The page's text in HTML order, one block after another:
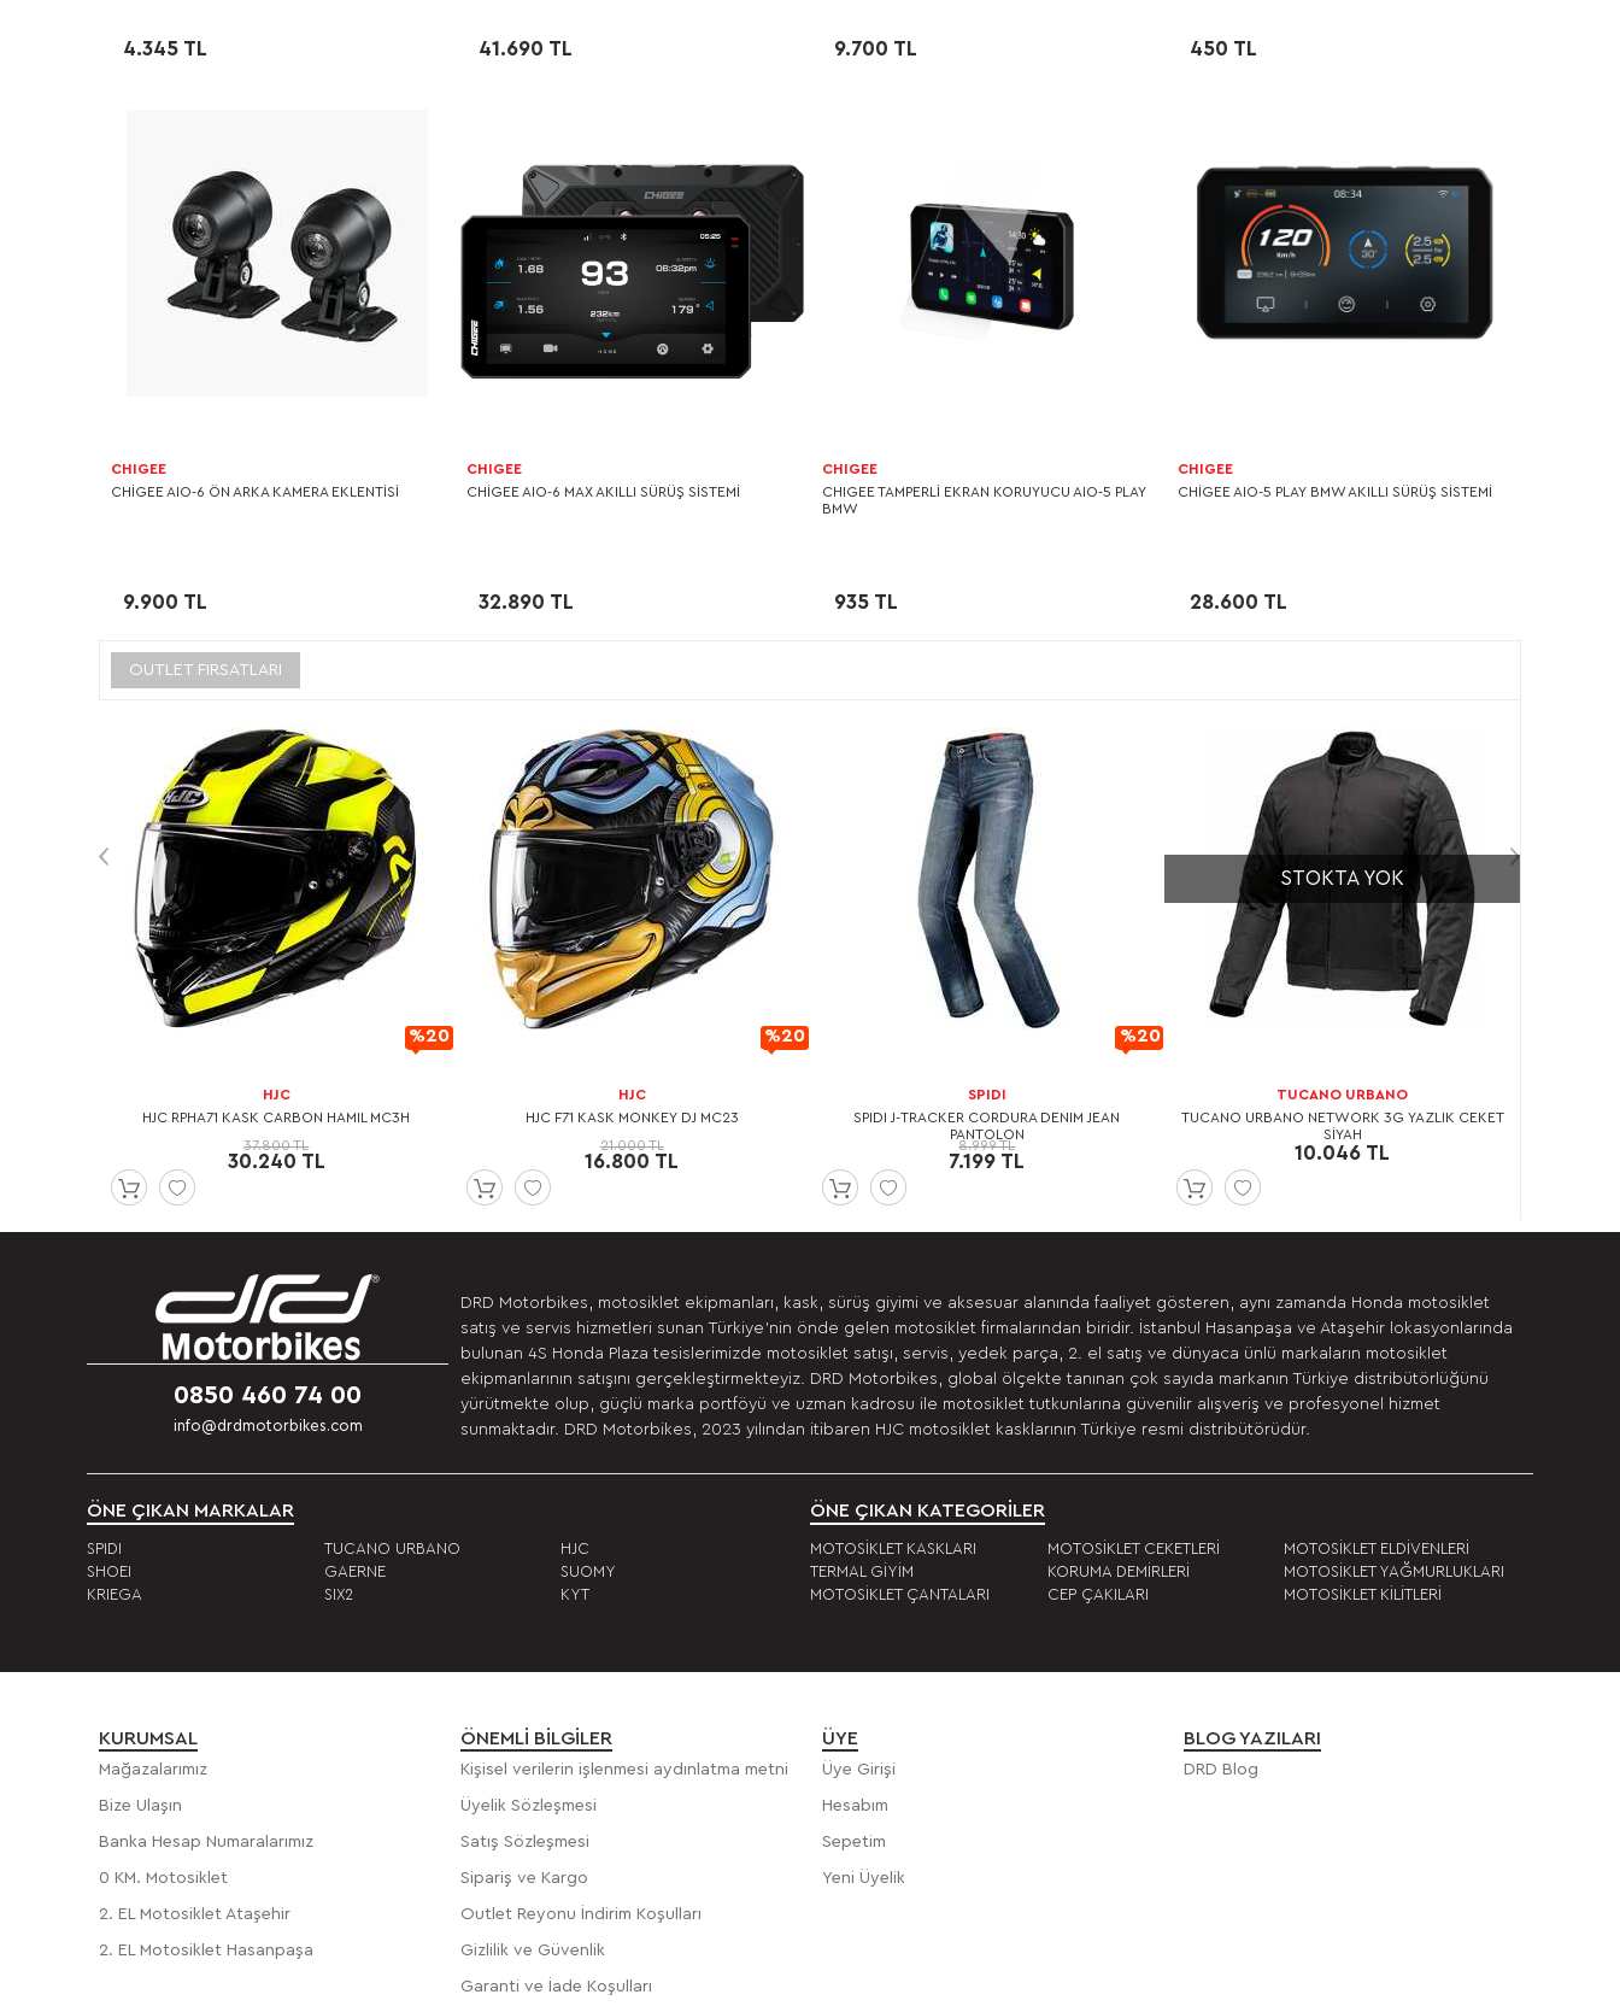
4.345 TL 41.690 TL 9.700 TL 450 TL
CHIGEE
CHIGEE AIO-6 ÖN ARKA KAMERA EKLENTİSİ
9.900 TL
CHIGEE
CHIGEE AIO-6 MAX AKILLI SÜRÜŞ SISTEMI
32.890 TL
CHIGEE
CHIGEE TAMPERLİ EKRAN KORUYUCU AIO-5 PLAY
BMW
935 TL
CHIGEE
CHIGEE AIO-5 PLAY BMW AKILLI SÜRÜŞ SISTEMI
28.600 TL
OUTLET FIRSATLARI
%20
İndirimli
HJC
HJC RPHA71 KASK CARBON HAMIL MC3H
37.800 TL
30.240 TL
%20
İndirimli
HJC
HJC F71 KASK MONKEY DJ MC23
21.000 TL
16.800 TL
%20
İndirimli
SPIDI
SPIDI J-TRACKER CORDURA DENIM JEAN
PANTOLON
8.999 TL
7.199 TL
STOKTA YOK
TUCANO URBANO
TUCANO URBANO NETWORK 3G YAZLIK CEKET
SİYAH
10.046 TL
0850 460 74 00
info@drdmotorbikes.com
DRD Motorbikes, motosiklet ekipmanları, kask, sürüş giyimi ve aksesuar alanında faaliyet gösteren, aynı zamanda Honda motosiklet
satış ve servis hizmetleri sunan Türkiye’nin önde gelen motosiklet firmalarından biridir. İstanbul Hasanpaşa ve Ataşehir lokasyonlarında
bulunan 4S Honda Plaza tesislerimizde motosiklet satışı, servis, yedek parça, 2. el satış ve dünyaca ünlü markaların motosiklet
ekipmanlarının satışını gerçekleştirmekteyiz. DRD Motorbikes, global ölçekte tanınan çok sayıda markanın Türkiye distribütörlüğünü
yürütmekte olup, güçlü marka portföyü ve uzman kadrosu ile motosiklet tutkunlarına güvenilir alışveriş ve profesyonel hizmet
sunmaktadır. DRD Motorbikes, 2023 yılından itibaren HJC motosiklet kasklarının Türkiye resmi distribütörüdür.
ÖNE ÇIKAN MARKALAR
SPIDI TUCANO URBANO
HJC
SHOEI
GAERNE
SUOMY
KRIEGA
SIX2 KYT
ÖNE ÇIKAN KATEGORİLER
MOTOSİKLET KASKLARI MOTOSİKLET CEKETLERİ
MOTOSİKLET ELDİVENLERİ
TERMAL GİYİM
KORUMA DEMİRLERİ
MOTOSİKLET YAĞMURLUKLARI
MOTOSİKLET ÇANTALARI
CEP ÇAKILARI MOTOSİKLET KİLİTLERİ
KURUMSAL
Mağazalarımız
Bize Ulaşın
Banka Hesap Numaralarımız
0 KM. Motosiklet
2. EL Motosiklet Ataşehir
2. EL Motosiklet Hasanpaşa
ÖNEMLI BILGILER
Kişisel verilerin işlenmesi aydınlatma metni
Üyelik Sözleşmesi
Satış Sözleşmesi
Sipariş ve Kargo
Outlet Reyonu İndirim Koşulları
Gizlilik ve Güvenlik
Garanti ve İade Koşulları
ÜYE
Üye Girişi
Hesabım
Sepetim
Yeni Üyelik
BLOG YAZILARI
DRD Blog